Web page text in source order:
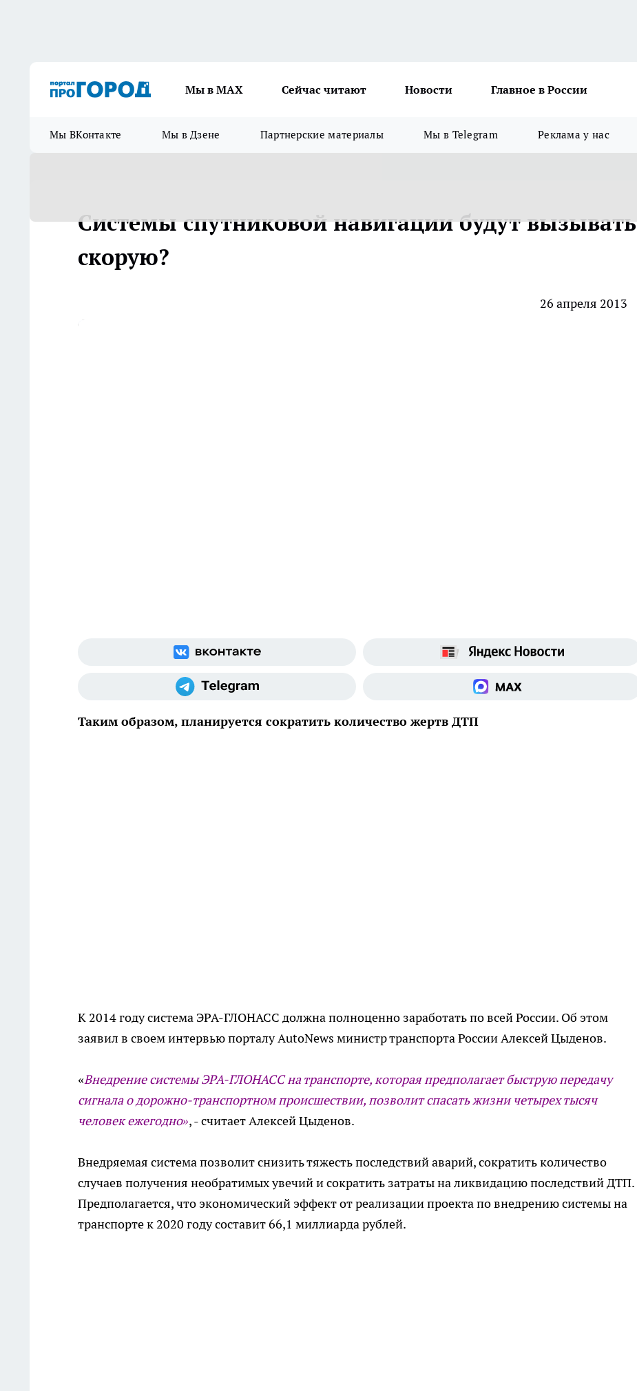
Мы в МАХ Сейчас читают Новости Главное в России
Мы ВКонтакте Мы в Дзене Партнерские материалы Мы в Telegram Реклама у нас
Системы спутниковой навигации будут вызывать
скорую?
26 апреля 2013
Таким образом, планируется сократить количество жертв ДТП
К 2014 году система ЭРА-ГЛОНАСС должна полноценно заработать по всей России. Об этом
заявил в своем интервью порталу AutoNews министр транспорта России Алексей Цыденов.
«Внедрение системы ЭРА-ГЛОНАСС на транспорте, которая предполагает быструю передачу
сигнала о дорожно-транспортном происшествии, позволит спасать жизни четырех тысяч
человек ежегодно», - считает Алексей Цыденов.
Внедряемая система позволит снизить тяжесть последствий аварий, сократить количество
случаев получения необратимых увечий и сократить затраты на ликвидацию последствий ДТП.
Предполагается, что экономический эффект от реализации проекта по внедрению системы на
транспорте к 2020 году составит 66,1 миллиарда рублей.